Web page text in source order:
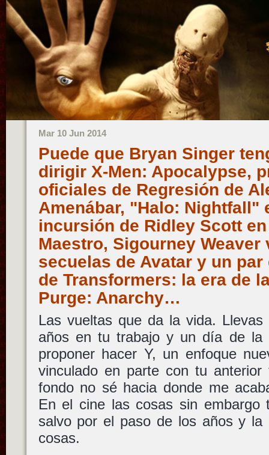
Mar 10 Jun 2014
Puede que Bryan Singer
dirigir X-Men: Apocalypse,
oficiales de Regresión de
Amenábar, "Halo: Nightfall"
incursión de Ridley Scott
Maestro, Sigourney Weaver
secuelas de Avatar y un
de Transformers: la era de
Purge: Anarchy…
Las vueltas que da la vida. Llevas
años en tu trabajo y un día de la
proponer hacer Y, un enfoque
vinculado en parte con tu
fondo no sé hacia donde me
En el cine las cosas sin embargo
salvo por el paso de los años y la
cosas.